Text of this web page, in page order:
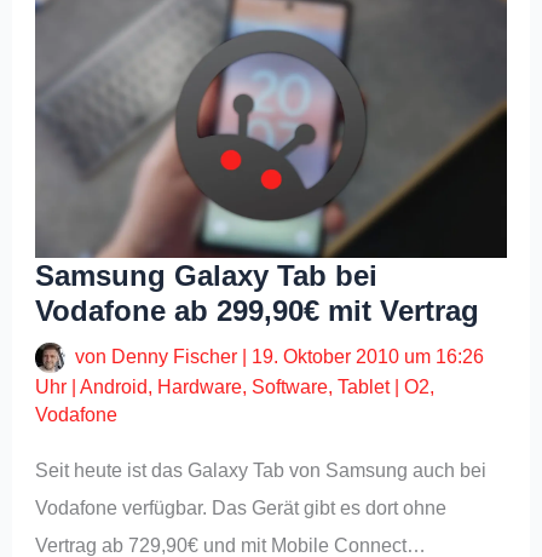
Samsung Galaxy Tab bei
Vodafone ab 299,90€ mit Vertrag
von Denny Fischer
19. Oktober 2010 um 16:26
Uhr |Android, Hardware, Software,Tablet|O2,
Vodafone
Seit heute ist das Galaxy Tab von Samsung auch bei
Vodafone verfügbar. Das Gerät gibt es dort ohne
Vertrag ab 729,90€ und mit Mobile Connect…